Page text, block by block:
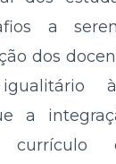
a
dos
a